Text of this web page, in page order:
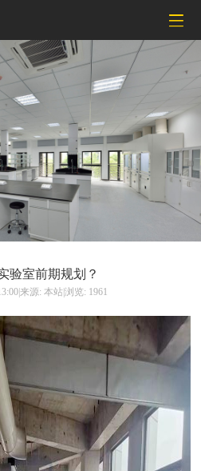
验室前期规划？
来源: 本站|浏览: 1961